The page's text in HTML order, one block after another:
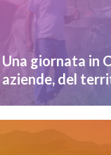
Una giornata in
aziende, del